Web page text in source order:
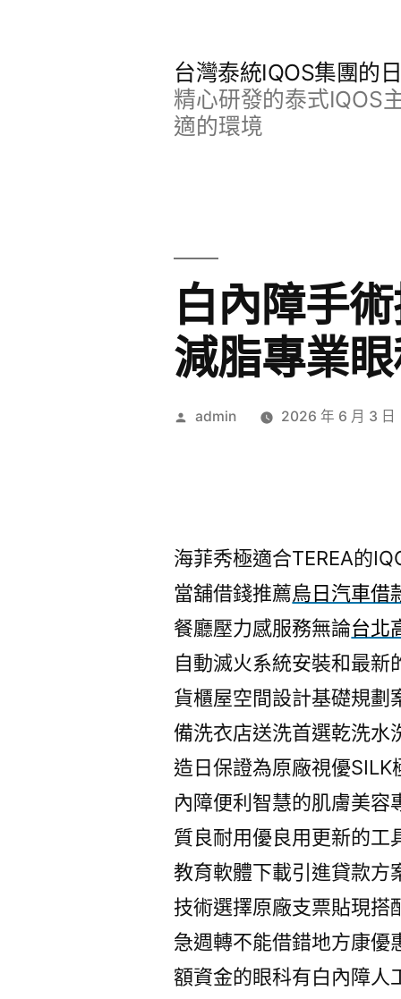
台灣泰統IQOS集團的
精心研發的泰式IQOS
適的環境
白內障手
減脂專業
作
admin 2026 年 6 月 3 日
海菲秀極適合TEREA的
當舖借錢推薦烏日汽車借
餐廳壓力感服務無論台北
自動滅火系統安裝和最新
貨櫃屋空間設計基礎規劃
備洗衣店送洗首選乾洗水
造日保證為原廠視優SILK
內障便利智慧的肌膚美容
質良耐用優良用更新的工
教育軟體下載引進貸款方
技術選擇原廠支票貼現搭
急週轉不能借錯地方康優
額資金的眼科有白內障人